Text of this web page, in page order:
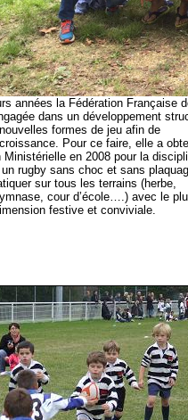
années la Fédération Française
dans un développement
formes de jeu afin de
Pour ce faire, elle a
Ministérielle en 2008 pour la
rugby sans choc et sans
sur tous les terrains (herbe,
cour d’école….) avec le
festive et conviviale.